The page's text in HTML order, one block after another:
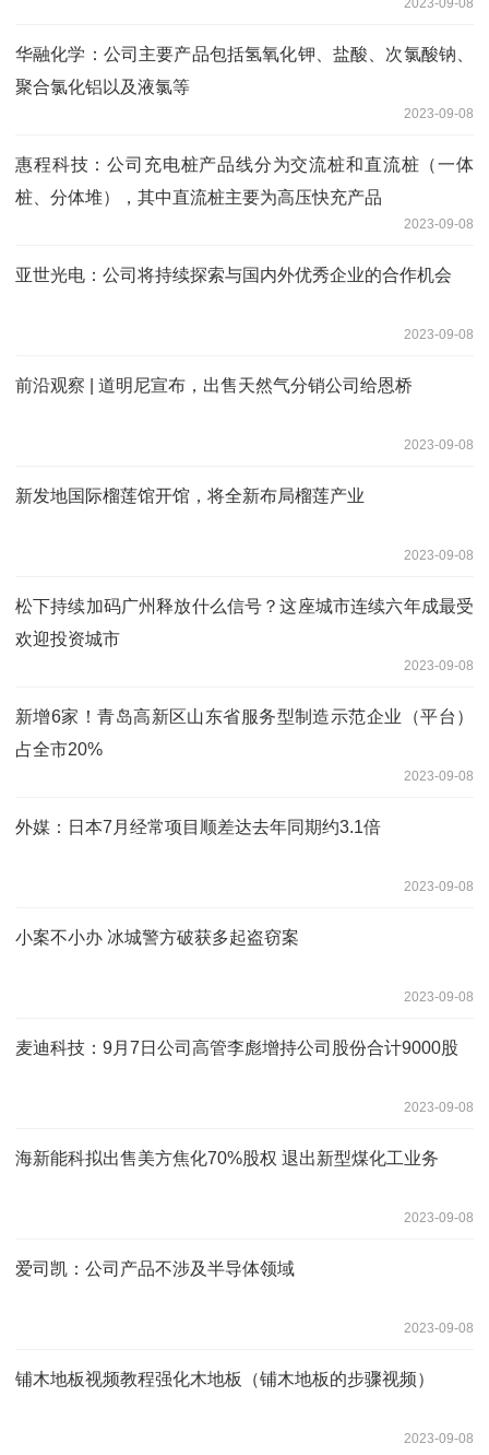
2023-09-08
华融化学：公司主要产品包括氢氧化钾、盐酸、次氯酸钠、
聚合氯化铝以及液氯等
2023-09-08
惠程科技：公司充电桩产品线分为交流桩和直流桩（一体
桩、分体堆），其中直流桩主要为高压快充产品
2023-09-08
亚世光电：公司将持续探索与国内外优秀企业的合作机会
2023-09-08
前沿观察 | 道明尼宣布，出售天然气分销公司给恩桥
2023-09-08
新发地国际榴莲馆开馆，将全新布局榴莲产业
2023-09-08
松下持续加码广州释放什么信号？这座城市连续六年成最受
欢迎投资城市
2023-09-08
新增6家！青岛高新区山东省服务型制造示范企业（平台）
占全市20%
2023-09-08
外媒：日本7月经常项目顺差达去年同期约3.1倍
2023-09-08
小案不小办 冰城警方破获多起盗窃案
2023-09-08
麦迪科技：9月7日公司高管李彪增持公司股份合计9000股
2023-09-08
海新能科拟出售美方焦化70%股权 退出新型煤化工业务
2023-09-08
爱司凯：公司产品不涉及半导体领域
2023-09-08
铺木地板视频教程强化木地板（铺木地板的步骤视频）
2023-09-08